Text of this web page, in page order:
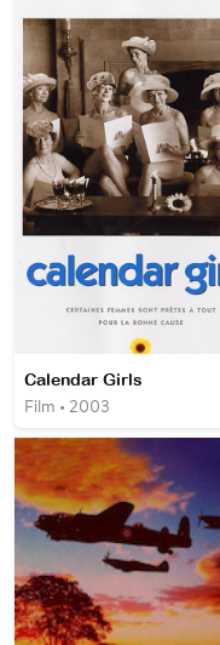
Calendar Girls
Film • 2003